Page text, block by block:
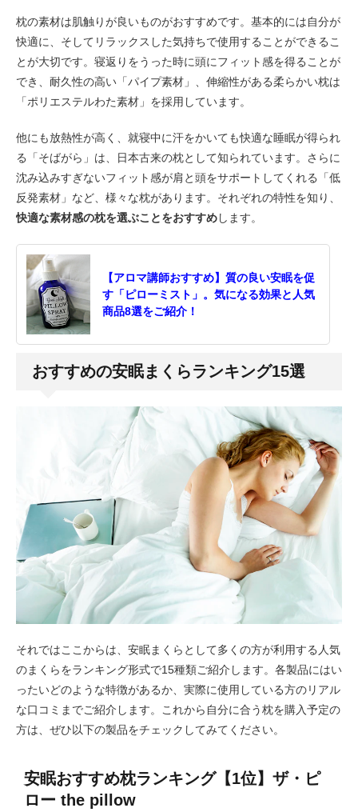
枕の素材は肌触りが良いものがおすすめです。基本的には自分が
快適に、そしてリラックスした気持ちで使用することができるこ
とが大切です。寝返りをうった時に頭にフィット感を得ることが
でき、耐久性の高い「パイプ素材」、伸縮性がある柔らかい枕は
「ポリエステルわた素材」を採用しています。
他にも放熱性が高く、就寝中に汗をかいても快適な睡眠が得られ
る「そばがら」は、日本古来の枕として知られています。さらに
沈み込みすぎないフィット感が肩と頭をサポートしてくれる「低
反発素材」など、様々な枕があります。それぞれの特性を知り、
快適な素材感の枕を選ぶことをおすすめします。
【アロマ講師おすすめ】質の良い安眠を促
す「ピローミスト」。気になる効果と人気
商品8選をご紹介！
おすすめの安眠まくらランキング15選
それではここからは、安眠まくらとして多くの方が利用する人気
のまくらをランキング形式で15種類ご紹介します。各製品にはい
ったいどのような特徴があるか、実際に使用している方のリアル
な口コミまでご紹介します。これから自分に合う枕を購入予定の
方は、ぜひ以下の製品をチェックしてみてください。
安眠おすすめ枕ランキング【1位】ザ・ピ
ロー the pillow